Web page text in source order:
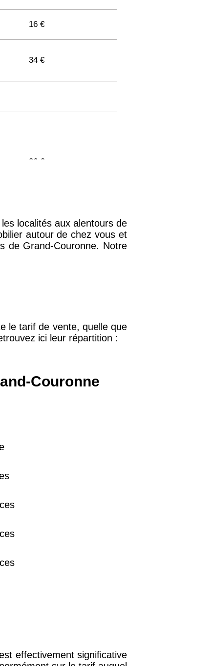
16 €
34 €
36 €
32 €
10 €
localités aux alentours de
autour de chez vous et
de Grand-Couronne. Notre
le tarif de vente, quelle que
ici leur répartition :
Couronne
effectivement significative